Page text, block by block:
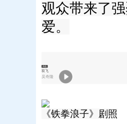
观众带来了
爱。
单曲
双飞
吴奇隆
《铁拳浪子》剧照